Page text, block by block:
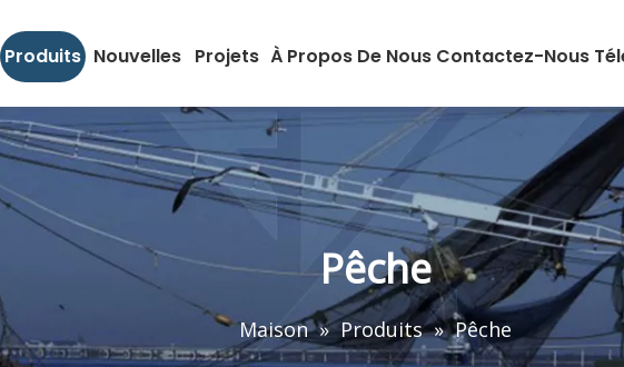
Produits Nouvelles Projets À Propos De Nous Contactez-Nous
Pêche
Maison » Produits » Pêche